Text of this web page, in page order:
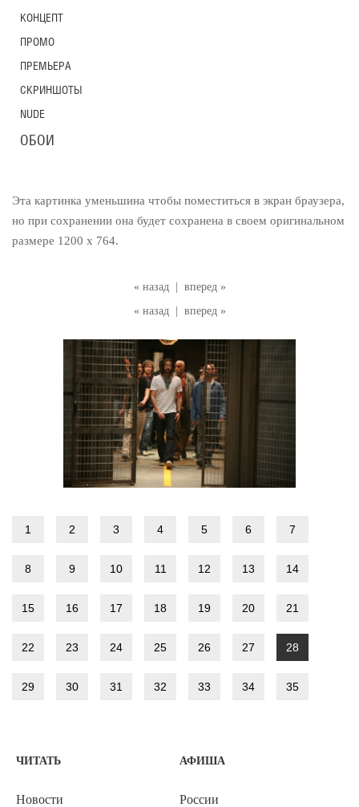
« назад
вперед »
« назад
вперед »
Эта картинка уменьшина чтобы поместиться в экран браузера,
но при сохранении она будет сохранена в своем оригинальном
размере 1200 x 764.
1 2 3 4 5 6 7
8 9 10 11 12 13 14
15 16 17 18 19 20 21
22 23 24 25 26 27 28
29 30 31 32 33 34 35
КОНЦЕПТ
ПРОМО
ПРЕМЬЕРА
СКРИНШОТЫ
NUDE
ОБОИ
ЧИТАТЬ
Новости
АФИША
России